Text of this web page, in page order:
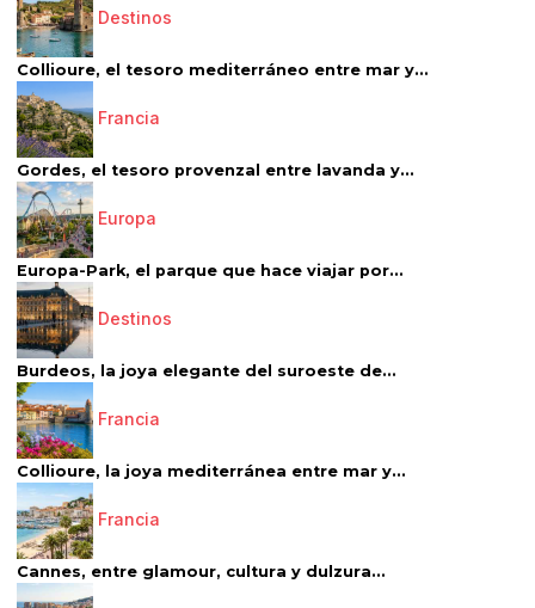
Destinos
Collioure, el tesoro mediterráneo entre mar y...
Francia
Gordes, el tesoro provenzal entre lavanda y...
Europa
Europa-Park, el parque que hace viajar por...
Destinos
Burdeos, la joya elegante del suroeste de...
Francia
Collioure, la joya mediterránea entre mar y...
Francia
Cannes, entre glamour, cultura y dulzura...